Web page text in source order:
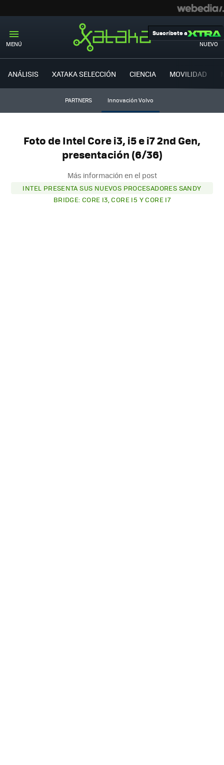
MENÚ NUEVO
Suscríbete a
ANÁLISIS XATAKA SELECCIÓN CIENCIA MOVILIDAD
PARTNERS Innovación Volvo
Foto de Intel Core i3, i5 e i7 2nd Gen,
presentación (6/36)
Más información en el post
INTEL PRESENTA SUS NUEVOS PROCESADORES SANDY
BRIDGE: CORE I3, CORE I5 Y CORE I7